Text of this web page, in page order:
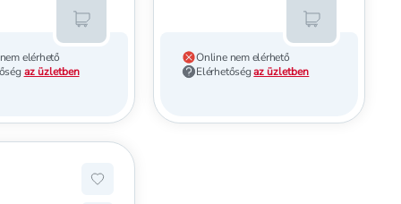
elérhető
az üzletben
Kosárba teszem
Online nem elérhető
Elérhetőség az üzletben
Kosárba
- 250 ml
Kallos Lab 35 hajerősítő sampon - 500 ml
Hozzáadás a kedvencekhez, Kallos Lab35